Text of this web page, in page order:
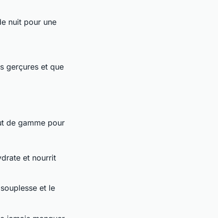
nuit pour une
gerçures et que
de gamme pour
et nourrit
et le